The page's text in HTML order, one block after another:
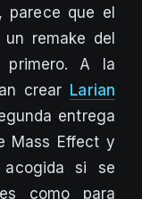
parece que el
remake del
primero. A la
crear Larian
entrega
Mass Effect y
si se
como para